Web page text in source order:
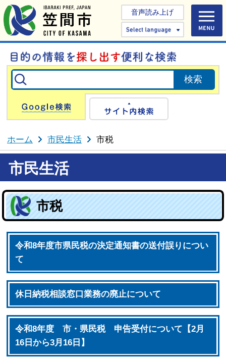
音声読み上げ
Select
Google検索
ホーム 市民生活 市税
市民生活
市税
令和8年度市県民税の決定通知書の送付誤りについ
て
休日納税相談窓口業務の廃止について
令和8年度 市・県民税 申告受付について【2月
16日から3月16日】